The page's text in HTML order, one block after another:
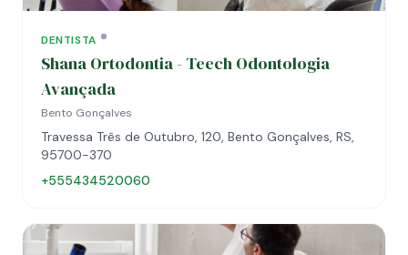
DENTISTA
Shana Ortodontia - Teech Odontologia
Avançada
Bento Gonçalves
Travessa Três de Outubro, 120, Bento Gonçalves, RS,
95700-370
+555434520060